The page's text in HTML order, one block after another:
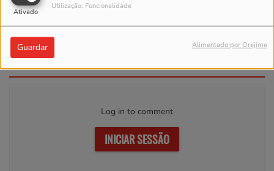
Ativado
Utilização: Funcionalidade
Guardar Alimentado por Orejime
Romeo Santos & Alex Bueno- Nuestro Amor
Comentários(0)
Log in to comment
INICIAR SESSÃO